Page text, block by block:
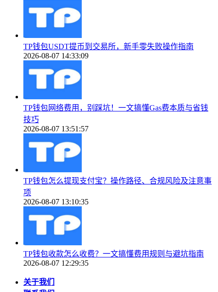
TP钱包USDT提币到交易所，新手零失败操作指南
2026-08-07 14:33:09
TP钱包网络费用，别踩坑！一文搞懂Gas费本质与省钱
技巧
2026-08-07 13:51:57
TP钱包怎么提现支付宝？操作路径、合规风险及注意事
项
2026-08-07 13:10:35
TP钱包收款怎么收费？一文搞懂费用规则与避坑指南
2026-08-07 12:29:35
关于我们